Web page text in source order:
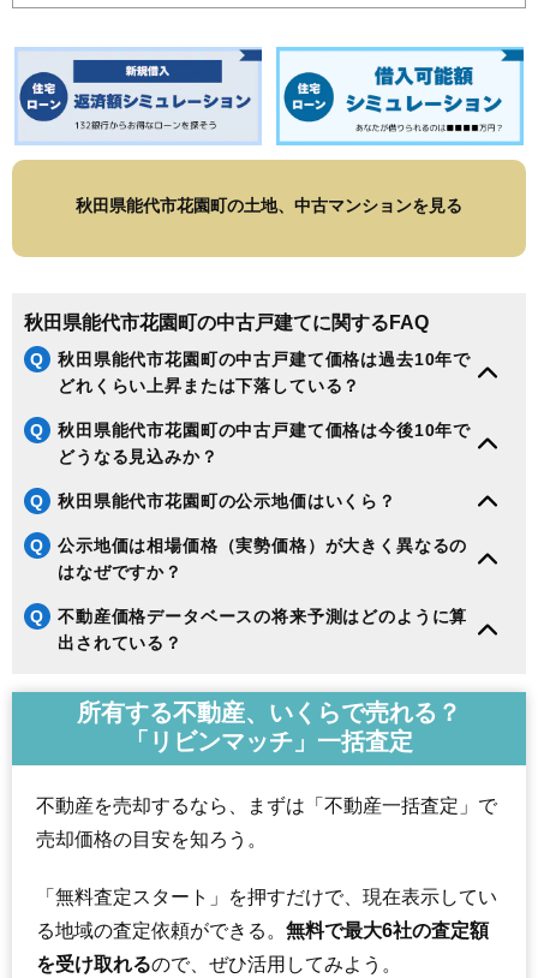
秋田県能代市花園町の土地、中古マンションを見る
秋田県能代市花園町の中古戸建てに関するFAQ
Q
秋田県能代市花園町の中古戸建て価格は過去10年で
どれくらい上昇または下落している？
Q
秋田県能代市花園町の中古戸建て価格は今後10年で
どうなる見込みか？
Q 秋田県能代市花園町の公示地価はいくら？
Q
公示地価は相場価格（実勢価格）が大きく異なるの
はなぜですか？
Q
不動産価格データベースの将来予測はどのように算
出されている？
所有する不動産、いくらで売れる？
「リビンマッチ」一括査定
不動産を売却するなら、まずは「不動産一括査定」で
売却価格の目安を知ろう。
「無料査定スタート」を押すだけで、現在表示してい
る地域の査定依頼ができる。 無料で最大6社の査定額
を受け取れるので、ぜひ活用してみよう。